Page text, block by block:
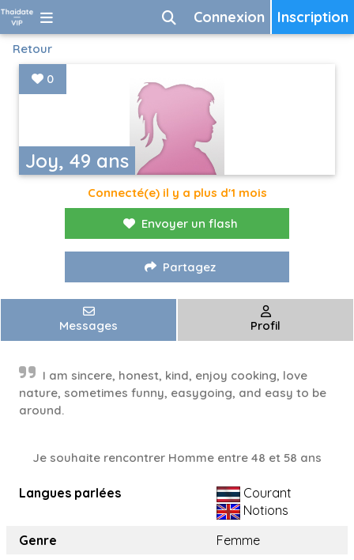
Inscription
Connexion
Retour
Joy, 49 ans
0
Connecté(e) il y a plus d'1 mois
Envoyer un flash
Partagez
Messages Profil
I am sincere, honest, kind, enjoy cooking, love
nature, sometimes funny, easygoing, and easy to be
around.
Je souhaite rencontrer Homme entre 48 et 58 ans
Langues parlées
Courant
Notions
Genre
Femme